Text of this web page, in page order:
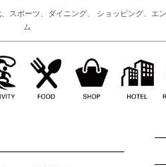
ポーツ、ダイニング、 ショッピング、エ
ム